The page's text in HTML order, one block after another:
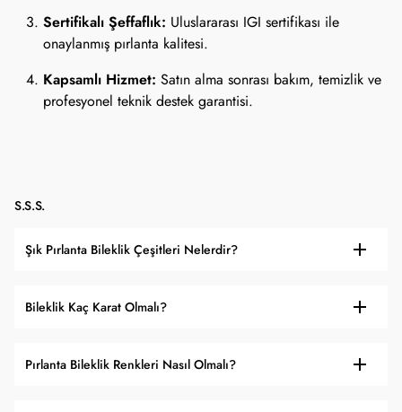
Sertifikalı Şeffaflık: Uluslararası IGI sertifikası ile
onaylanmış pırlanta kalitesi.
Kapsamlı Hizmet: Satın alma sonrası bakım, temizlik ve
profesyonel teknik destek garantisi.
S.S.S.
Şık Pırlanta Bileklik Çeşitleri Nelerdir?
Bileklik Kaç Karat Olmalı?
Pırlanta Bileklik Renkleri Nasıl Olmalı?